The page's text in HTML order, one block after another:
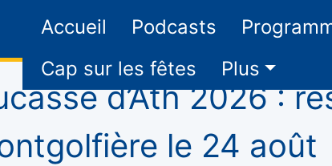
Accueil Podcasts
Cap sur les fêtes
Plus
d’Ath 2026 :
le 24 août